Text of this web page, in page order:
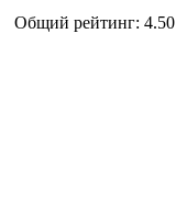
Общий рейтинг: 4.50